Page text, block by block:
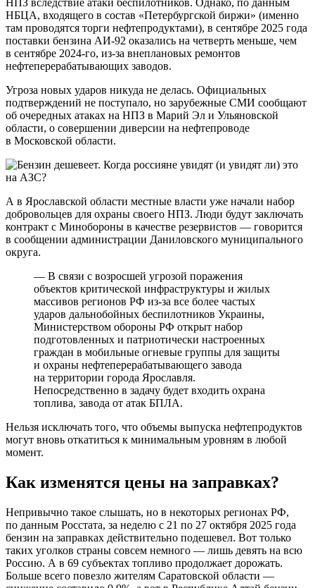
НПЗ вследствие атаки беспилотников. Однако, по данным
НБЦА, входящего в состав «Петербургской биржи» (именно
там проводятся торги нефтепродуктами), в сентябре 2025 года
поставки бензина АИ-92 оказались на четверть меньше, чем
в сентябре 2024-го, из-за внеплановых ремонтов
нефтеперерабатывающих заводов.
Угроза новых ударов никуда не делась. Официальных
подтверждений не поступало, но зарубежные СМИ сообщают
об очередных атаках на НПЗ в Марий Эл и Ульяновской
области, о совершении диверсии на нефтепроводе
в Московской области.
А в Ярославской области местные власти уже начали набор
добровольцев для охраны своего НПЗ. Люди будут заключать
контракт с Минобороны в качестве резервистов — говорится
в сообщении администрации Даниловского муниципального
округа.
— В связи с возросшей угрозой поражения
объектов критической инфраструктуры и жилых
массивов регионов РФ из-за все более частых
ударов дальнобойных беспилотников Украины,
Министерством обороны РФ открыт набор
подготовленных и патриотически настроенных
граждан в мобильные огневые группы для защиты
и охраны нефтеперерабатывающего завода
на территории города Ярославля.
Непосредственно в задачу будет входить охрана
топлива, завода от атак БПЛА.
Нельзя исключать того, что объемы выпуска нефтепродуктов
могут вновь откатиться к минимальным уровням в любой
момент.
Как изменятся цены на заправках?
Непривычно такое слышать, но в некоторых регионах РФ,
по данным Росстата, за неделю с 21 по 27 октября 2025 года
бензин на заправках действительно подешевел. Вот только
таких уголков страны совсем немного — лишь девять на всю
Россию. А в 69 субъектах топливо продолжает дорожать.
Больше всего повезло жителям Саратовской области —